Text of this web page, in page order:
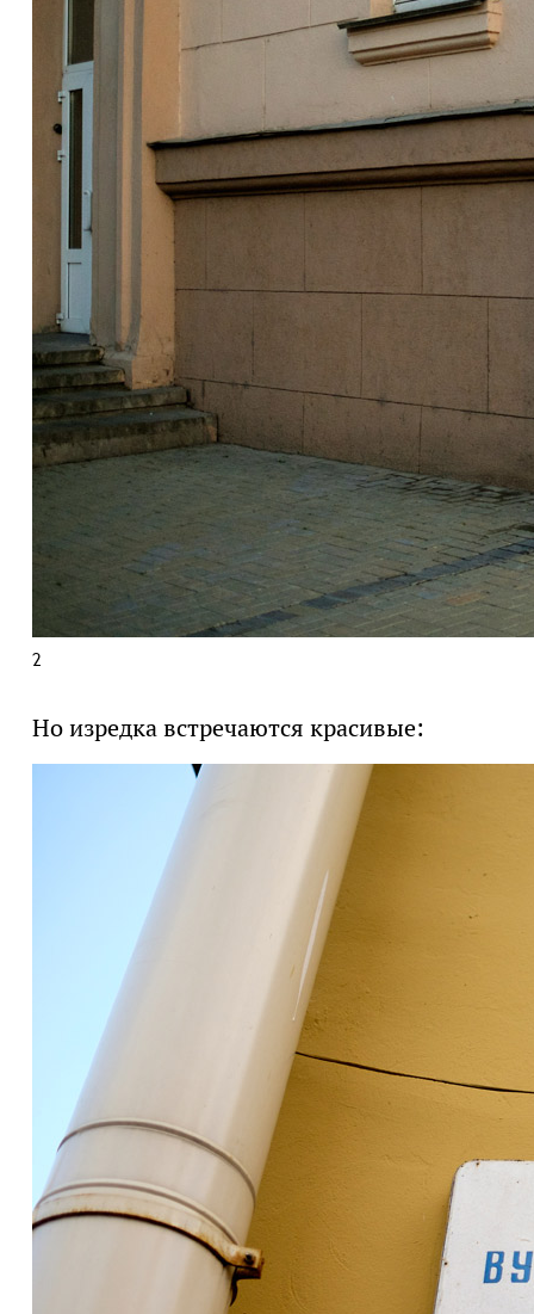
2
Но изредка встречаются красивые: